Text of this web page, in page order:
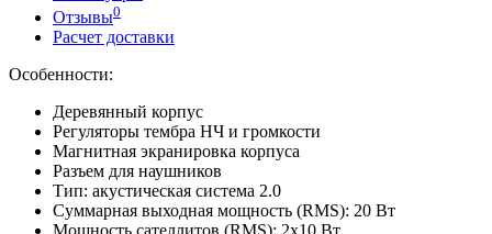
Отзывы0
Расчет доставки
Особенности:
Деревянный корпус
Регуляторы тембра НЧ и громкости
Магнитная экранировка корпуса
Разъем для наушников
Тип: акустическая система 2.0
Суммарная выходная мощность (RMS): 20 Вт
Мощность сателлитов (RMS): 2х10 Вт